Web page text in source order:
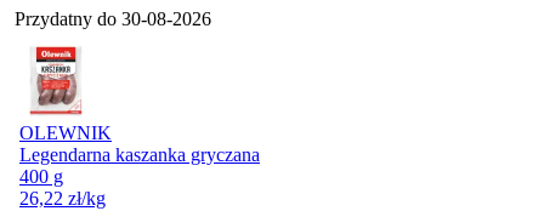
Przydatny do 30-08-2026
OLEWNIK
Legendarna kaszanka gryczana
400 g
26,22 zł/kg